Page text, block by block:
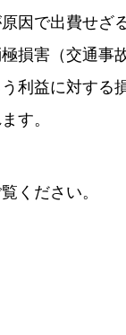
因で出費せざ
損害（交通事
利益に対する
す。
ください。